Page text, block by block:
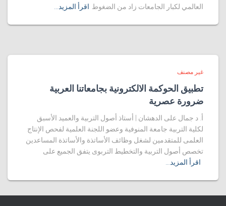
العالمي لكبار الجامعات زاد من الضغوط اقرأ المزيد…
غير مصنف
تطبيق الحوكمة الالكترونية بجامعاتنا العربية
ضرورة عصرية
أ. د جمال على الدهشان | أستاذ أصول التربية والعميد الأسبق
لكلية التربية جامعة المنوفية وعضو اللجنة العلمية لفحص الإنتاج
العلمى للمتقدمين لشغل وظائف الأساتذة والأساتذة المساعدين
تخصص أصول التربية والتخطيط التربوى يتفق الجميع على
اقرأ المزيد…